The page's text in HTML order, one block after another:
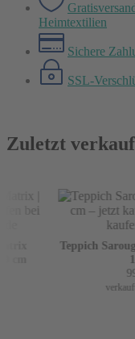
Heimtextilien
Sichere
SSL-
Zuletzt
Teppich
verkauft